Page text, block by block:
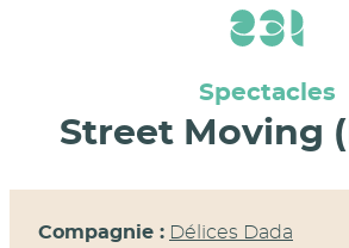
Panneau de gestion des cookies
Spectacles
Street Moving
Compagnie : Délices Dada